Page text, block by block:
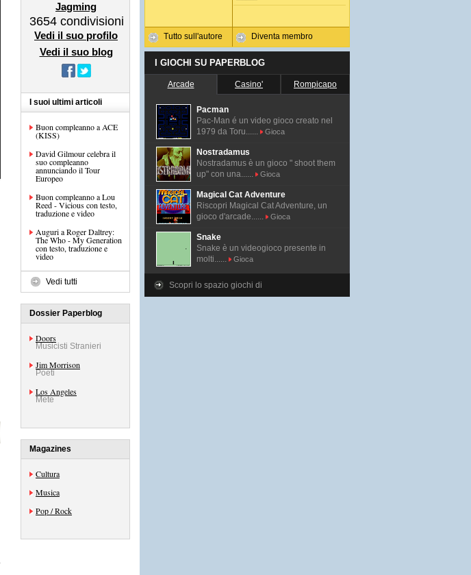
Jagming
3654 condivisioni
Vedi il suo profilo
Vedi il suo blog
I suoi ultimi articoli
Buon compleanno a ACE
(KISS)
David Gilmour celebra il
suo compleanno
annunciando il Tour
Europeo
Buon compleanno a Lou
Reed - Vicious con testo,
traduzione e video
Auguri a Roger Daltrey:
The Who - My Generation
con testo, traduzione e
video
Vedi tutti
Dossier Paperblog
Doors
Musicisti Stranieri
Jim Morrison
Poeti
Los Angeles
Mete
Magazines
Cultura
Musica
Pop / Rock
Tutto sull'autore Diventa membro
I GIOCHI SU PAPERBLOG
Arcade Casino' Rompicapo
Pacman
Pac-Man é un video gioco creato nel
1979 da Toru......
Gioca
Nostradamus
Nostradamus è un gioco " shoot them
up" con una......
Gioca
Magical Cat Adventure
Riscopri Magical Cat Adventure, un
gioco d'arcade......
Gioca
Snake
Snake è un videogioco presente in
molti......
Gioca
Scopri lo spazio giochi di